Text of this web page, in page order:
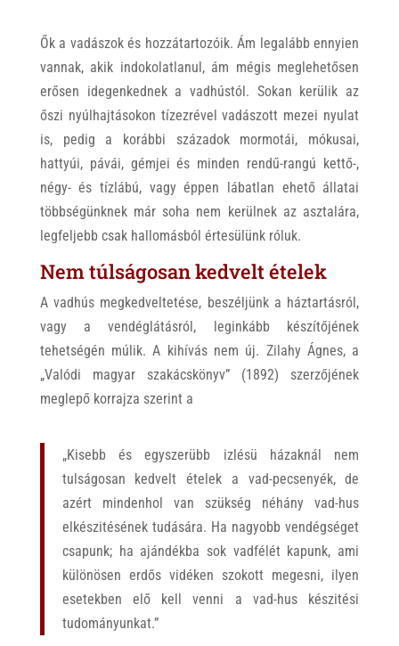
Ők a vadászok és hozzátartozóik. Ám legalább ennyien
vannak, akik indokolatlanul, ám mégis meglehetősen
erősen idegenkednek a vadhústól. Sokan kerülik az
őszi nyúlhajtásokon tízezrével vadászott mezei nyulat
is, pedig a korábbi századok mormotái, mókusai,
hattyúi, pávái, gémjei és minden rendű-rangú kettő-,
négy- és tízlábú, vagy éppen lábatlan ehető állatai
többségünknek már soha nem kerülnek az asztalára,
legfeljebb csak hallomásból értesülünk róluk.
Nem túlságosan kedvelt ételek
A vadhús megkedveltetése, beszéljünk a háztartásról,
vagy a vendéglátásról, leginkább készítőjének
tehetségén múlik. A kihívás nem új. Zilahy Ágnes, a
„Valódi magyar szakácskönyv” (1892) szerzőjének
meglepő korrajza szerint a
„Kisebb és egyszerübb izlésü házaknál nem
tulságosan kedvelt ételek a vad-pecsenyék, de
azért mindenhol van szükség néhány vad-hus
elkészitésének tudására. Ha nagyobb vendégséget
csapunk; ha ajándékba sok vadfélét kapunk, ami
különösen erdős vidéken szokott megesni, ilyen
esetekben elő kell venni a vad-hus készitési
tudományunkat.”